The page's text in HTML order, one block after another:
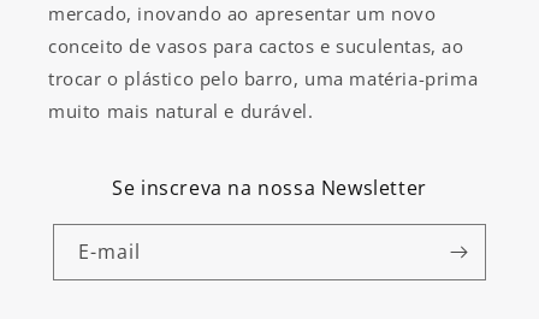
mercado, inovando ao apresentar um novo
conceito de vasos para cactos e suculentas, ao
trocar o plástico pelo barro, uma matéria-prima
muito mais natural e durável.
Se inscreva na nossa Newsletter
E-mail